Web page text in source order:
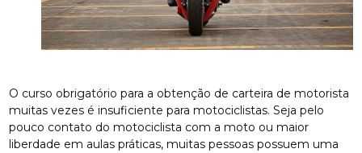
O curso obrigatório para a obtenção de carteira de motorista
muitas vezes é insuficiente para motociclistas. Seja pelo
pouco contato do motociclista com a moto ou maior
liberdade em aulas práticas, muitas pessoas possuem uma